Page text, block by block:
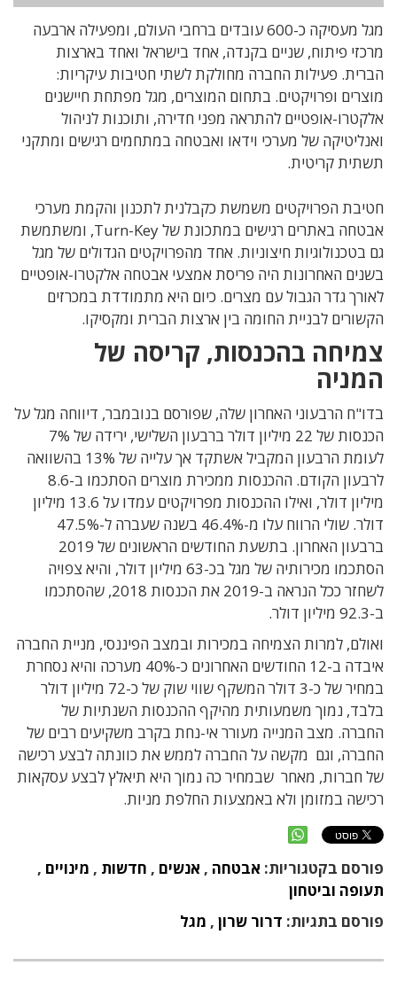
מגל מעסיקה כ-600 עובדים ברחבי העולם, ומפעילה ארבעה
מרכזי פיתוח, שניים בקנדה, אחד בישראל ואחד בארצות
הברית. פעילות החברה מחולקת לשתי חטיבות עיקריות:
מוצרים ופרויקטים. בתחום המוצרים, מגל מפתחת חיישנים
אלקטרו-אופטיים להתראה מפני חדירה, ותוכנות לניהול
ואנליטיקה של מערכי וידאו ואבטחה במתחמים רגישים ומתקני
תשתית קריטית.
חטיבת הפרויקטים משמשת כקבלנית לתכנון והקמת מערכי
אבטחה באתרים רגישים במתכונת של Turn-Key, ומשתמשת
גם בטכנולוגיות חיצוניות. אחד מהפרויקטים הגדולים של מגל
בשנים האחרונות היה פריסת אמצעי אבטחה אלקטרו-אופטיים
לאורך גדר הגבול עם מצרים. כיום היא מתמודדת במכרזים
הקשורים לבניית החומה בין ארצות הברית ומקסיקו.
צמיחה בהכנסות, קריסה של
המניה
בדו"ח הרבעוני האחרון שלה, שפורסם בנובמבר, דיווחה מגל על
הכנסות של 22 מיליון דולר ברבעון השלישי, ירידה של 7%
לעומת הרבעון המקביל אשתקד אך עלייה של 13% בהשוואה
לרבעון הקודם. ההכנסות ממכירת מוצרים הסתכמו ב-8.6
מיליון דולר, ואילו ההכנסות מפרויקטים עמדו על 13.6 מיליון
דולר. שולי הרווח עלו מ-46.4% בשנה שעברה ל-47.5%
ברבעון האחרון. בתשעת החודשים הראשונים של 2019
הסתכמו מכירותיה של מגל בכ-63 מיליון דולר, והיא צפויה
לשחזר ככל הנראה ב-2019 את הכנסות 2018, שהסתכמו
ב-92.3 מיליון דולר.
ואולם, למרות הצמיחה במכירות ובמצב הפיננסי, מניית החברה
איבדה ב-12 החודשים האחרונים כ-40% מערכה והיא נסחרת
במחיר של כ-3 דולר המשקף שווי שוק של כ-72 מיליון דולר
בלבד, נמוך משמעותית מהיקף ההכנסות השנתיות של
החברה. מצב המנייה מעורר אי-נחת בקרב משקיעים רבים של
החברה, וגם מקשה על החברה לממש את כוונתה לבצע רכישה
של חברות, מאחר שבמחיר כה נמוך היא תיאלץ לבצע עסקאות
רכישה במזומן ולא באמצעות החלפת מניות.
פורסם בקטגוריות: אבטחה , אנשים , חדשות , מינויים ,
תעופה וביטחון
פורסם בתגיות: דרור שרון , מגל